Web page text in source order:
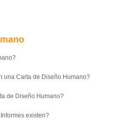
una Carta de Diseño Humano?
de Diseño Humano?
existen?